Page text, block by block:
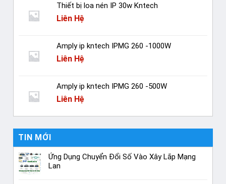
Thiết bị loa nén IP 30w Kntech
Liên Hệ
Amply ip kntech IPMG 260 -1000W
Liên Hệ
Amply ip kntech IPMG 260 -500W
Liên Hệ
TIN MỚI
Ứng Dụng Chuyển Đổi Số Vào Xây Lắp Mạng
Lan